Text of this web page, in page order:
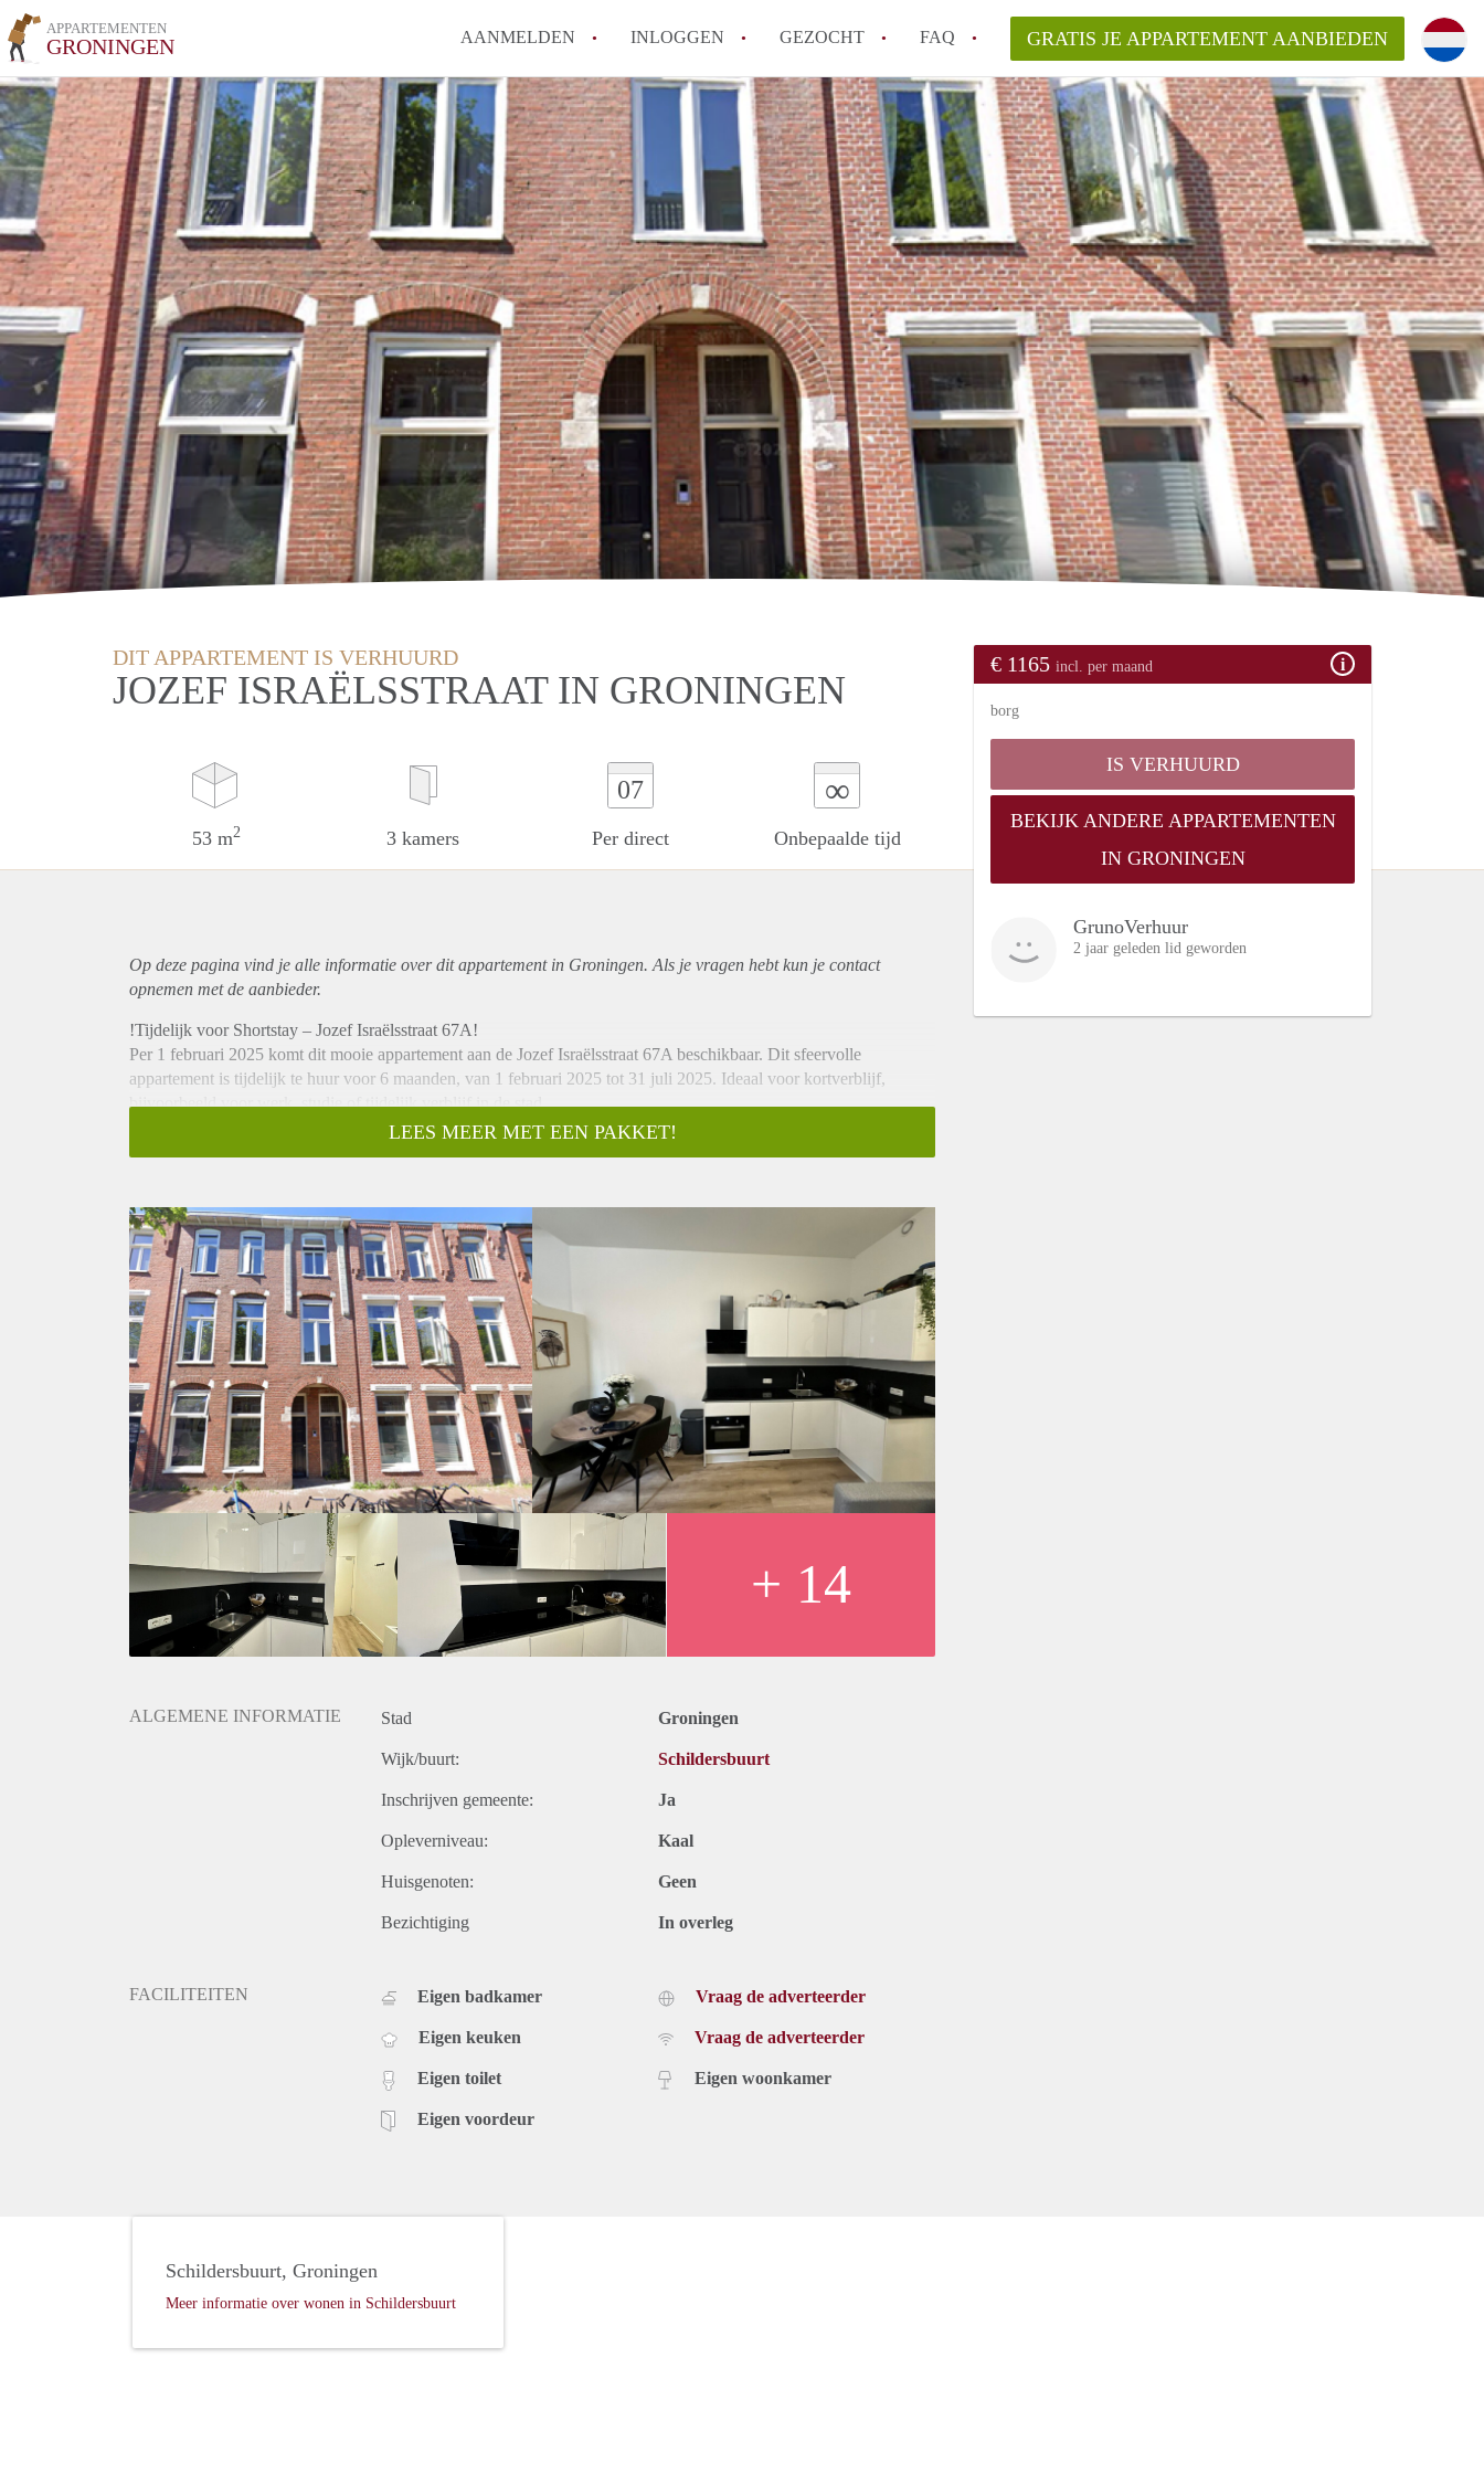
APPARTEMENTEN
GRONINGEN AANMELDEN INLOGGEN GEZOCHT FAQ
Hoe werkt Appartement Groningen
Hoeveel kost het om te reageren op een Appartement in Groningen?
How to translate AppartementGroningen?
Wat is AppartementenGroningen?
Wat is de privacyverklaring van AppartementenGroningen?
Alle veelgestelde vragen
GRATIS JE APPARTEMENT AANBIEDEN
DIT APPARTEMENT IS VERHUURD
JOZEF ISRAËLSSTRAAT IN GRONINGEN
53 m2 3 kamers
07
Per direct
∞
Onbepaalde tijd
€ 1165 incl. per maand
borg
IS VERHUURD
BEKIJK ANDERE APPARTEMENTEN
IN GRONINGEN
GrunoVerhuur
2 jaar geleden lid geworden
Op deze pagina vind je alle informatie over ditappartementin Groningen. Als je vragen hebt kun je contact
opnemen met de aanbieder.
!Tijdelijk voor Shortstay – Jozef Israëlsstraat 67A!
Per 1 februari 2025 komt dit mooie appartement aan de Jozef Israëlsstraat 67A beschikbaar. Dit sfeervolle
appartement is tijdelijk te huur voor 6 maanden, van 1 februari 2025 tot 31 juli 2025. Ideaal voor kortverblijf,
bijvoorbeeld voor werk, studie of tijdelijk verblijf in de stad.
Het appartement is gelegen in een rustige en toch centrale buurt in Groningen. Alle benodigde voorzieningen
uitvalswegen snel bereikbaar voor wie met de auto reist.
Indeling
Dit appartement heeft een comfortabele woonoppervlakte van ca. 53m². Bij binnenkomst kom je in de lichte en
ruime woonkamer, die dankzij de grote ramen veel daglicht binnenlaat. De open keuken is uitgerust met moderne
inbouwapparatuur, zoals een kookplaat, oven en koelkast. Er zijn twee gezellige slaapkamers, perfect voor een bed
en eventueel een werkplek. De badkamer is compleet met een douche, wastafel en toilet. De gehele woning is goed
onderhouden en instapklaar.
Huurprijs
De huurprijs bedraagt €1.165 per maand, inclusief gas, water, elektriciteit, tv en internet. Huurtoeslag is niet
mogelijk.
Vanwege de beperkte beschikbaarheid kunnen we niet op alle aanvragen reageren. We nodigen een select aantal
kandidaten uit voor een bezichtiging. Zorg ervoor dat je op tijd reageert!
LEES MEER MET EEN PAKKET!
+ 14
ALGEMENE INFORMATIE Stad Groningen
Wijk/buurt: Schildersbuurt
Inschrijven gemeente: Ja
Opleverniveau: Kaal
Huisgenoten: Geen
Bezichtiging In overleg
FACILITEITEN Eigen badkamer
Eigen keuken
Eigen toilet
Eigen voordeur
Vraag de adverteerder
Vraag de adverteerder
Eigen woonkamer
Schildersbuurt, Groningen
Meer informatie over wonen in Schildersbuurt